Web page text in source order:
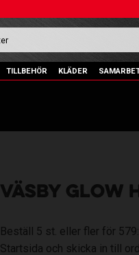
TILLBEHÖR KLÄDER
VÄSBY GLOW
Beställ 5 st. eller fler för
Startsida och skicka in till